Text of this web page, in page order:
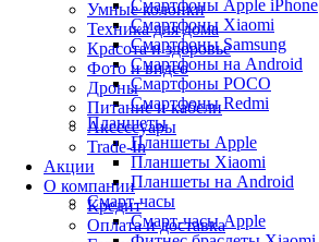
Умные колонки
Техника для дома
Красота и здоровье
Фото и видео
Дроны
Питание и кабели
Аксессуары
Trade-In
Акции
О компании
Кредит
Оплата и доставка
Смартфоны Apple iPhone
Смартфоны Хiaomi
Смартфоны Samsung
Смартфоны на Android
Смартфоны POCO
Смартфоны Redmi
Планшеты
Планшеты Apple
Планшеты Xiaomi
Планшеты на Android
Смарт-часы
Смарт-часы Apple